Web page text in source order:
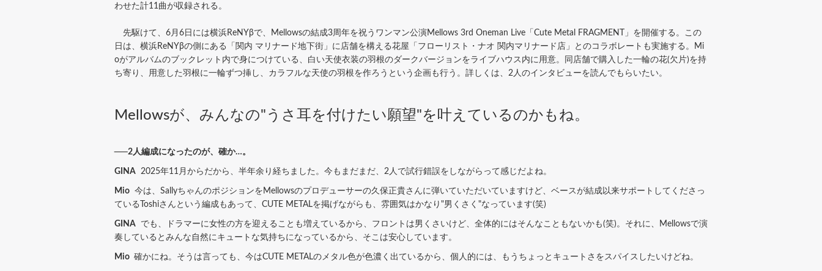
わせた計11曲が収録される。
先駆けて、6月6日には横浜ReNYβで、Mellowsの結成3周年を祝うワンマン公演Mellows 3rd Oneman Live「Cute Metal FRAGMENT」を開催する。この
日は、横浜ReNYβの側にある「関内 マリナード地下街」に店舗を構える花屋「フローリスト・ナオ 関内マリナード店」とのコラボレートも実施する。Mi
oがアルバムのブックレット内で身につけている、白い天使衣装の羽根のダークバージョンをライブハウス内に用意。同店舗で購入した一輪の花(欠片)を持
ち寄り、用意した羽根に一輪ずつ挿し、カラフルな天使の羽根を作ろうという企画も行う。詳しくは、2人のインタビューを読んでもらいたい。
Mellowsが、みんなの"うさ耳を付けたい願望"を叶えているのかもね。
──2人編成になったのが、確か…。
GINA 2025年11月からだから、半年余り経ちました。今もまだまだ、2人で試行錯誤をしながらって感じだよね。
Mio 今は、SallyちゃんのポジションをMellowsのプロデューサーの久保正貴さんに弾いていただいていますけど、ベースが結成以来サポートしてくださっ
ているToshiさんという編成もあって、CUTE METALを掲げながらも、雰囲気はかなり"男くさく"なっています(笑)
GINA でも、ドラマーに女性の方を迎えることも増えているから、フロントは男くさいけど、全体的にはそんなこともないかも(笑)。それに、Mellowsで演
奏しているとみんな自然にキュートな気持ちになっているから、そこは安心しています。
Mio 確かにね。そうは言っても、今はCUTE METALのメタル色が色濃く出ているから、個人的には、もうちょっとキュートさをスパイスしたいけどね。